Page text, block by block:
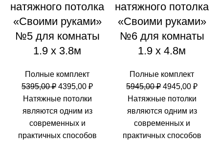
натяжного потолка
«Своими руками»
№5 для комнаты
1.9 х 3.8м
Полные комплект
5395,00₽ Первоначальная
цена
составляла
5395,00 ₽.
4395,00 ₽Текущая
4395,00 ₽.
Натяжные потолки
являются одним из
современных и
практичных способов
натяжного потолка
«Своими руками»
№6 для комнаты
1.9 х 4.8м
Полные комплект
5945,00₽
цена
составляла
5945,00 ₽.
4945,00 ₽
Натяжные потолки
являются одним из
современных и
практичных способов